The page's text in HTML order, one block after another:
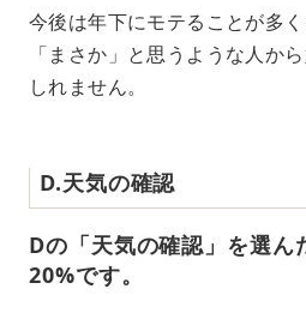
今後は年下にモテることが多く
「まさか」と思うような人か
しれません。
D.天気の確認
Dの「天気の確認」を選ん
20%です。